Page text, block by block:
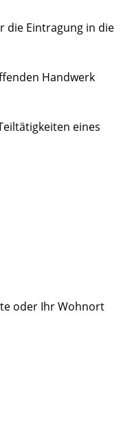
die Eintragung in die
Handwerk
eines
oder Ihr Wohnort